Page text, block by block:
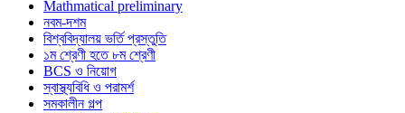
Mathmatical preliminary
নবম-দশম
বিশ্ববিদ্যালয় ভর্তি প্রস্তুতি
১ম শ্রেণী হতে ৮ম শ্রেণী
BCS ও নিয়োগ
স্বাস্থ্যবিধি ও পরামর্শ
সমকালীন গল্প